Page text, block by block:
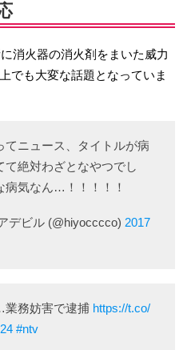
消火器の消火剤をまいた威力
でも大変な話題となっていま
ニュース、タイトルが病
絶対わざとなやつでし
病気なん…！！！！！
デビル (@hiyocccco) 2017
務妨害で逮捕 https://t.co/
#ntv